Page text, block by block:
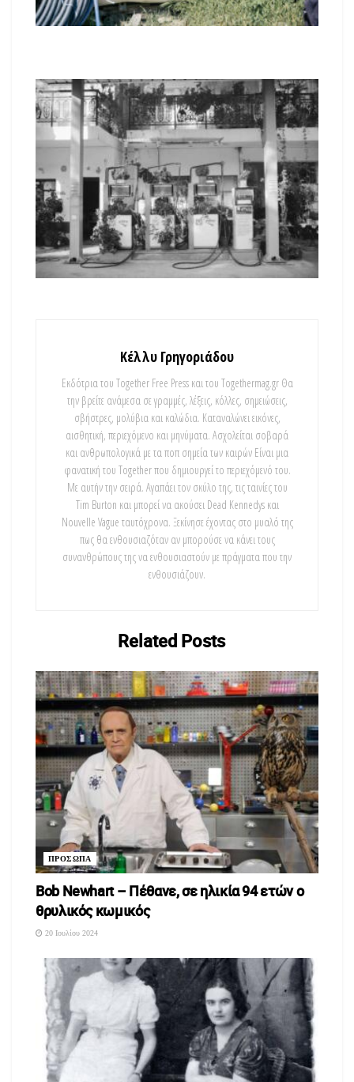
Κέλλυ Γρηγοριάδου
Εκδότρια του Together Free Press και του Togethermag.gr Θα
την βρείτε ανάμεσα σε γραμμές, λέξεις, κόλλες, σημειώσεις,
σβήστρες, μολύβια και καλώδια. Καταναλώνει εικόνες,
αισθητική, περιεχόμενο και μηνύματα. Ασχολείται σοβαρά
και ανθρωπολογικά με τα ποπ σημεία των καιρών Είναι μια
φανατική του Τοgether που δημιουργεί το περιεχόμενό του.
Με αυτήν την σειρά. Αγαπάει τον σκύλο της, τις ταινίες του
Tim Burton και μπορεί να ακούσει Dead Kennedys και
Nouvelle Vague ταυτόχρονα. Ξεκίνησε έχοντας στο μυαλό της
πως θα ενθουσιαζόταν αν μπορούσε να κάνει τους
συνανθρώπους της να ενθουσιαστούν με πράγματα που την
ενθουσιάζουν.
RelatedPosts
ΠΡΟΣΩΠΑ
Bob Newhart – Πέθανε, σε ηλικία 94 ετών ο
θρυλικός κωμικός
20 Ιουλίου 2024